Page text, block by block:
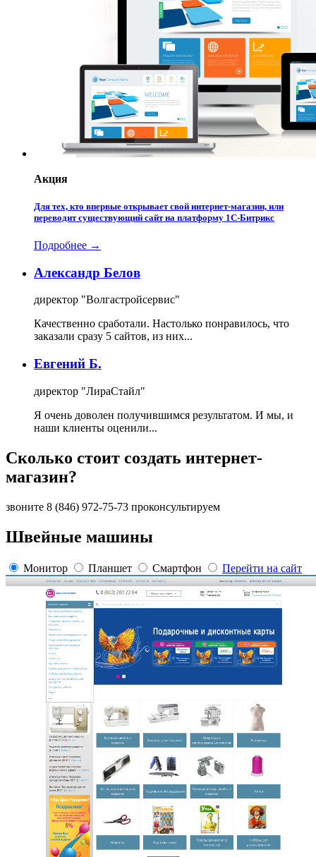
Акция
Для тех, кто впервые открывает свой интернет-магазин, или
переводит существующий сайт на платформу 1С-Битрикс
Подробнее →
Александр Белов
директор "Волгастройсервис"
Качественно сработали. Настолько понравилось, что
заказали сразу 5 сайтов, из них...
Евгений Б.
директор "ЛираСтайл"
Я очень доволен получившимся результатом. И мы, и
наши клиенты оценили...
Сколько стоит создать интернет-
магазин?
звоните 8 (846) 972-75-73 проконсультируем
Швейные машины
Монитор Планшет Смартфон Перейти на сайт